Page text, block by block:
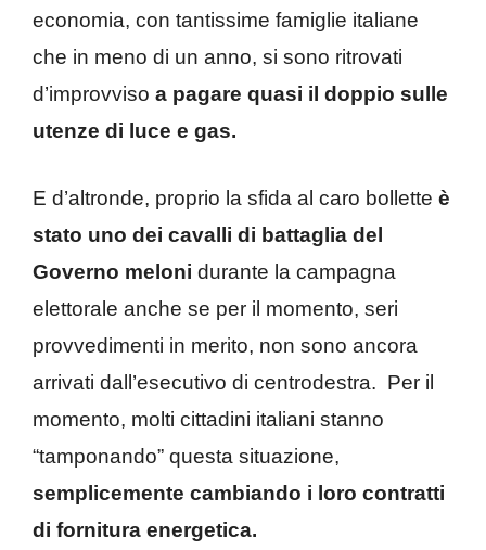
economia, con tantissime famiglie italiane
che in meno di un anno, si sono ritrovati
d’improvviso a pagare quasi il doppio sulle
utenze di luce e gas.
E d’altronde, proprio la sfida al caro bollette è
stato uno dei cavalli di battaglia del
Governo meloni durante la campagna
elettorale anche se per il momento, seri
provvedimenti in merito, non sono ancora
arrivati dall’esecutivo di centrodestra. Per il
momento, molti cittadini italiani stanno
“tamponando” questa situazione,
semplicemente cambiando i loro contratti
di fornitura energetica.